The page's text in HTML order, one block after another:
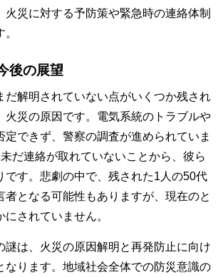
火災に対する予防策や緊急時の連絡体制
後の展望
だ解明されていない点がいくつか残され
火災の原因です。電気系統のトラブルや
定できず、警察の調査が進められていま
だ連絡が取れていないことから、彼ら
です。悲劇の中で、残された1人の50代
者となる可能性もありますが、現在のと
されていません。
謎は、火災の原因解明と再発防止に向け
なります。地域社会全体での防災意識の